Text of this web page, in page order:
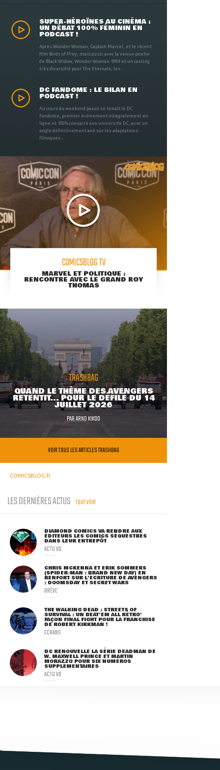
SUPER-HÉROÏNES AU CINÉMA :
UN DÉBAT 100% FÉMININ EN
PODCAST !
Après Wonder Woman, Captain Marvel, et le récent
film Birds of Prey, mais aussi avec la venue proche
de Black Widow, Wonder Woman 1984 et un casting
très diversifié pour The Eternals, les ...
DC FANDOME : LE BILAN EN
PODCAST !
Au cours du weekend passé se tenait le DC
Fandome, premier évènement intégralement en
ligne et 100% consacré aux univers de DC, avec un
angle définitivement axé sur les adaptations
filmiques ...
COMICSBLOG TV
MARVEL ET POLITIQUE :
RENCONTRE AVEC LE GRAND ROY
THOMAS
TRASHBAG
QUAND LE THÈME DES AVENGERS
RETENTIT... POUR LE DÉFILÉ DU 14
JUILLET 2026
PARARNO KIKOO
VOIR TOUS LES ARTICLES TRASHBAG
COMICSBLOG.fr
LES DERNIÈRES ACTUS TOUT VOIR
DIAMOND COMICS VA RENDRE AUX
ÉDITEURS LES COMICS SÉQUESTRÉS
DANS LEUR ENTREPÔT
ACTU VO
CHRIS MCKENNA ET ERIK SOMMERS
(SPIDER-MAN : BRAND NEW DAY) EN
RENFORT SUR L'ÉCRITURE DE AVENGERS
: DOOMSDAY ET SECRET WARS
BRÈVE
THE WALKING DEAD : STREETS OF
SURVIVAL : UN BEAT'EM ALL RÉTRO'
FAÇON FINAL FIGHT POUR LA FRANCHISE
DE ROBERT KIRKMAN !
ECRANS
DC RENOUVELLE LA SÉRIE DEADMAN DE
W. MAXWELL PRINCE ET MARTIN
MORAZZO POUR SIX NUMÉROS
SUPPLÉMENTAIRES
ACTU VO